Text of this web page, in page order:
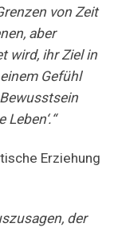
von Zeit
aber
wird, ihr Ziel in
Gefühl
Erziehung
der